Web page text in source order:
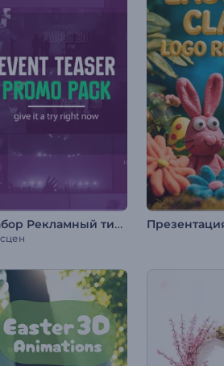
Набор Рекламный тизер мероприятия